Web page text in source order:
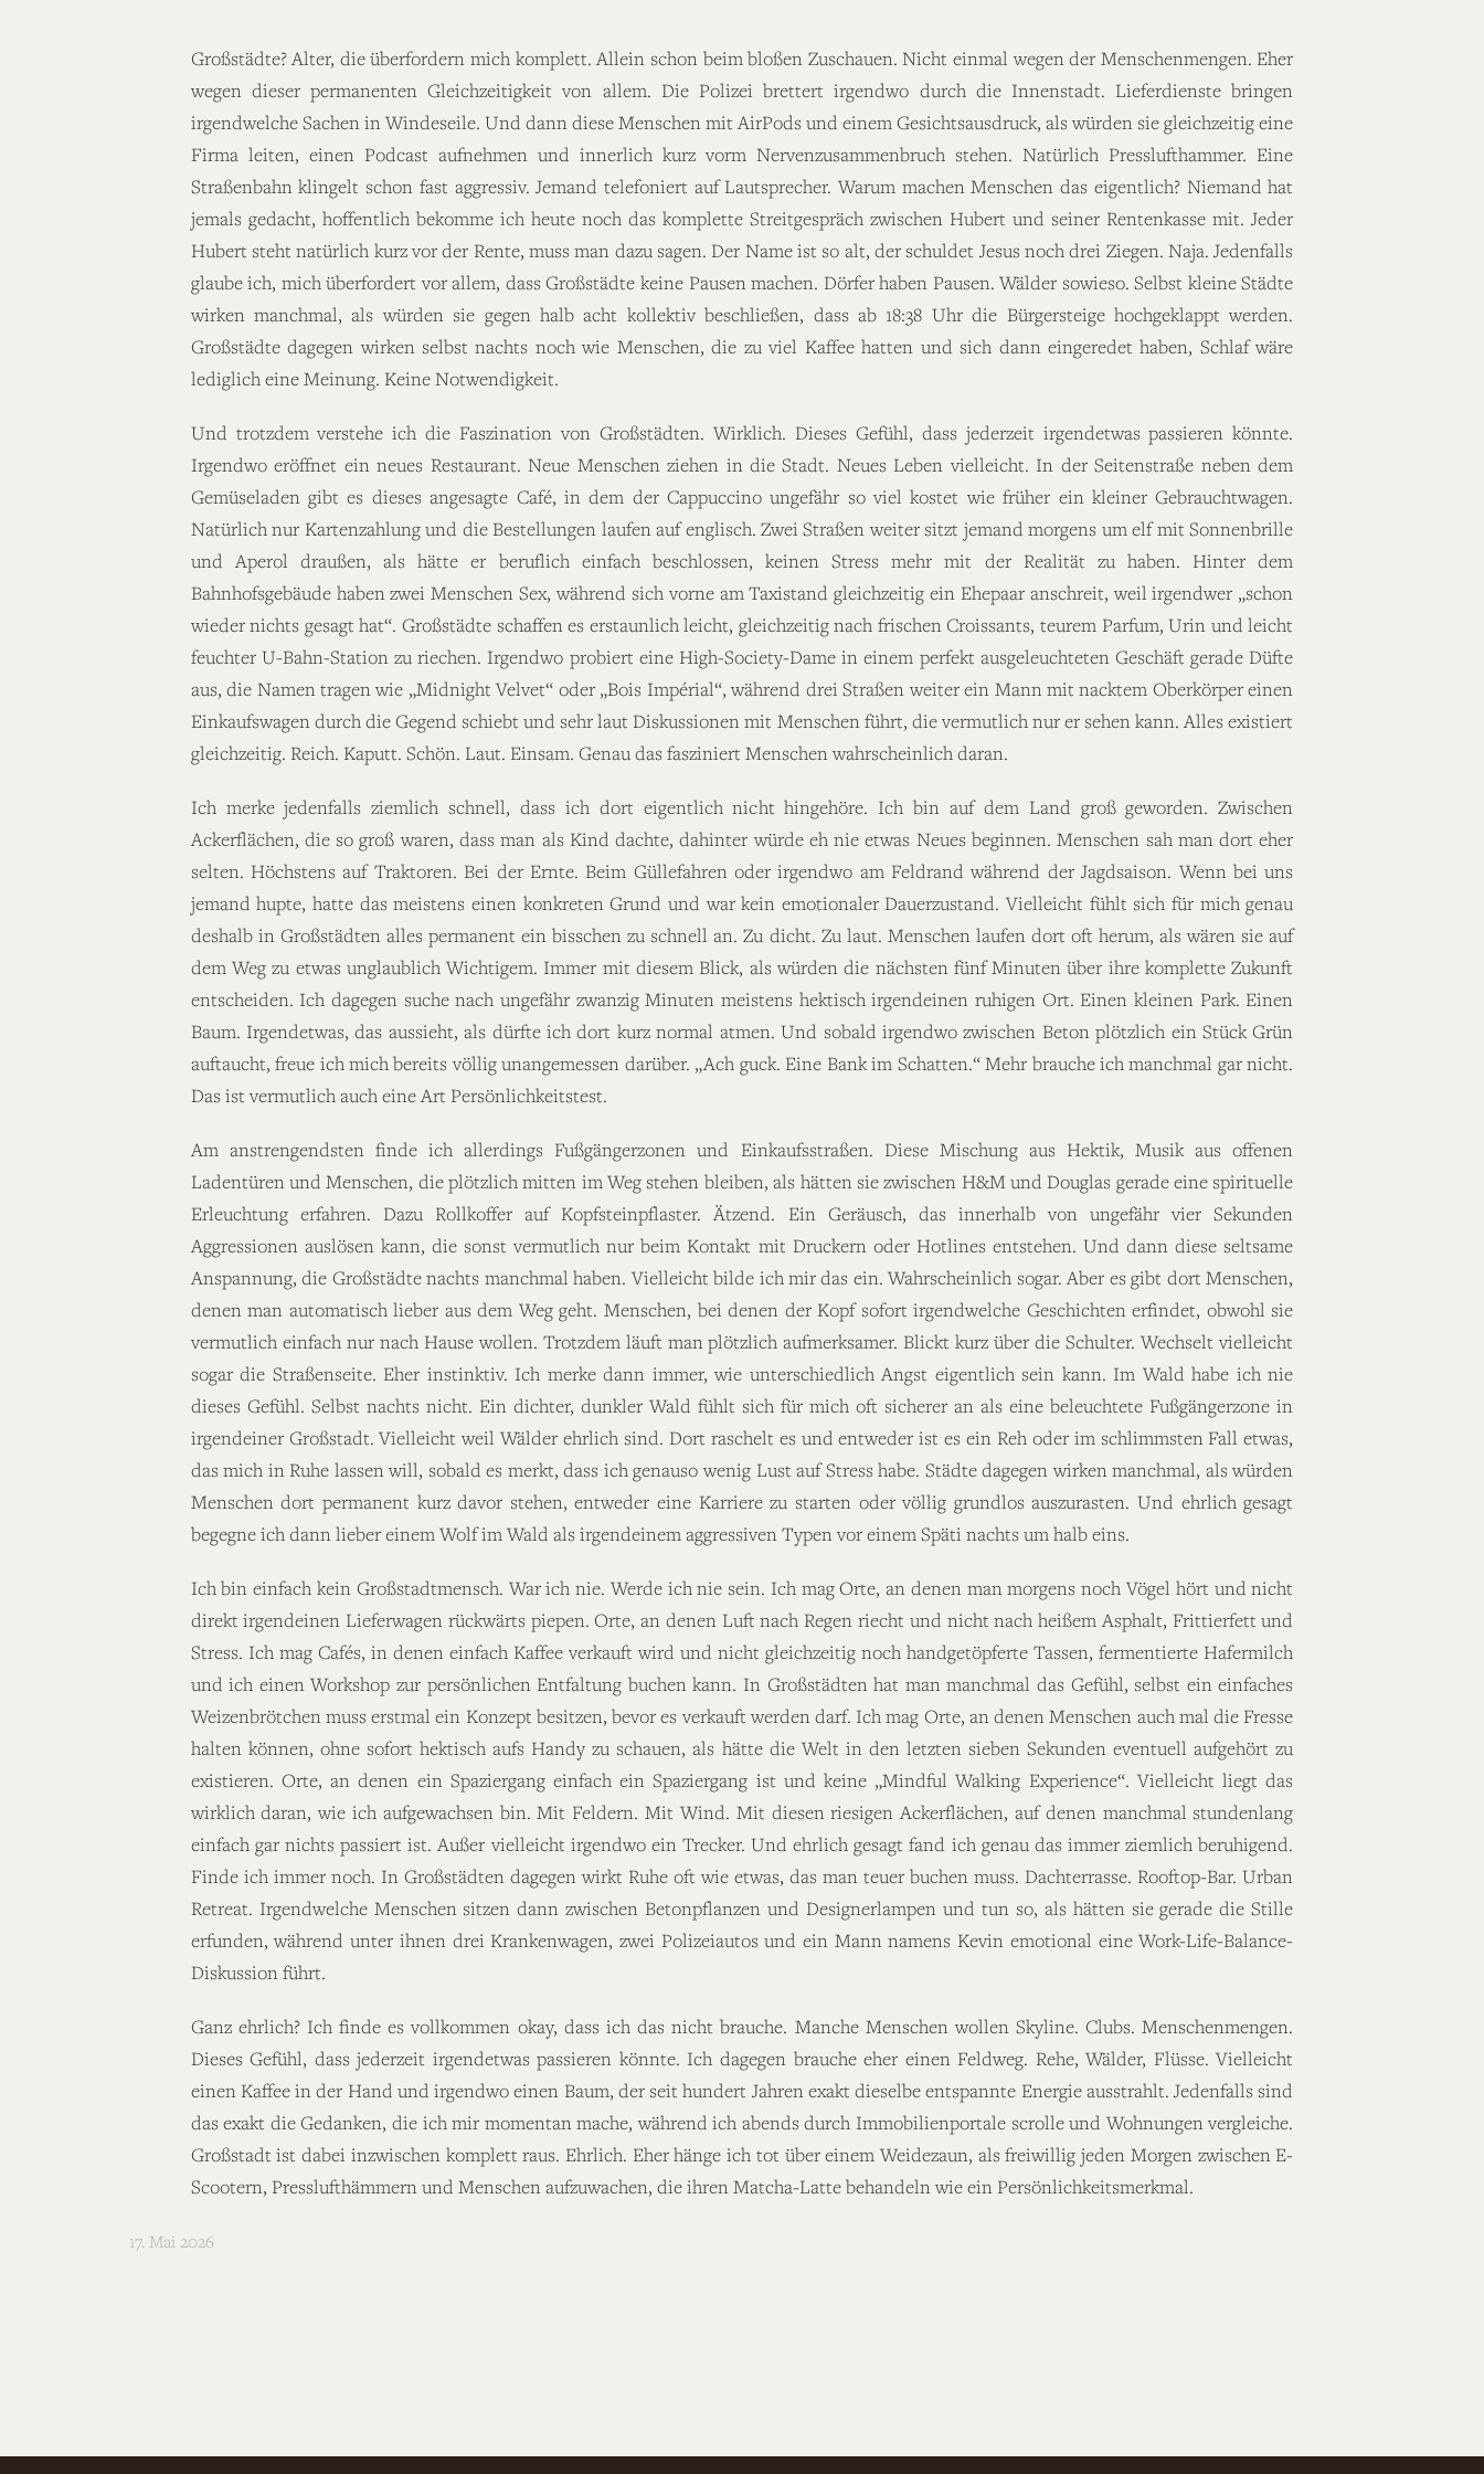
Großstädte? Alter, die überfordern mich komplett. Allein schon beim bloßen Zuschauen. Nicht einmal wegen der Menschenmengen. Eher
wegen dieser permanenten Gleichzeitigkeit von allem. Die Polizei brettert irgendwo durch die Innenstadt. Lieferdienste bringen
irgendwelche Sachen in Windeseile. Und dann diese Menschen mit AirPods und einem Gesichtsausdruck, als würden sie gleichzeitig eine
Firma leiten, einen Podcast aufnehmen und innerlich kurz vorm Nervenzusammenbruch stehen. Natürlich Presslufthammer. Eine
Straßenbahn klingelt schon fast aggressiv. Jemand telefoniert auf Lautsprecher. Warum machen Menschen das eigentlich? Niemand hat
jemals gedacht, hoffentlich bekomme ich heute noch das komplette Streitgespräch zwischen Hubert und seiner Rentenkasse mit. Jeder
Hubert steht natürlich kurz vor der Rente, muss man dazu sagen. Der Name ist so alt, der schuldet Jesus noch drei Ziegen. Naja. Jedenfalls
glaube ich, mich überfordert vor allem, dass Großstädte keine Pausen machen. Dörfer haben Pausen. Wälder sowieso. Selbst kleine Städte
wirken manchmal, als würden sie gegen halb acht kollektiv beschließen, dass ab 18:38 Uhr die Bürgersteige hochgeklappt werden.
Großstädte dagegen wirken selbst nachts noch wie Menschen, die zu viel Kaffee hatten und sich dann eingeredet haben, Schlaf wäre
lediglich eine Meinung. Keine Notwendigkeit.
Und trotzdem verstehe ich die Faszination von Großstädten. Wirklich. Dieses Gefühl, dass jederzeit irgendetwas passieren könnte.
Irgendwo eröffnet ein neues Restaurant. Neue Menschen ziehen in die Stadt. Neues Leben vielleicht. In der Seitenstraße neben dem
Gemüseladen gibt es dieses angesagte Café, in dem der Cappuccino ungefähr so viel kostet wie früher ein kleiner Gebrauchtwagen.
Natürlich nur Kartenzahlung und die Bestellungen laufen auf englisch. Zwei Straßen weiter sitzt jemand morgens um elf mit Sonnenbrille
und Aperol draußen, als hätte er beruflich einfach beschlossen, keinen Stress mehr mit der Realität zu haben. Hinter dem
Bahnhofsgebäude haben zwei Menschen Sex, während sich vorne am Taxistand gleichzeitig ein Ehepaar anschreit, weil irgendwer „schon
wieder nichts gesagt hat“. Großstädte schaffen es erstaunlich leicht, gleichzeitig nach frischen Croissants, teurem Parfum, Urin und leicht
feuchter U-Bahn-Station zu riechen. Irgendwo probiert eine High-Society-Dame in einem perfekt ausgeleuchteten Geschäft gerade Düfte
aus, die Namen tragen wie „Midnight Velvet“ oder „Bois Impérial“, während drei Straßen weiter ein Mann mit nacktem Oberkörper einen
Einkaufswagen durch die Gegend schiebt und sehr laut Diskussionen mit Menschen führt, die vermutlich nur er sehen kann. Alles existiert
gleichzeitig. Reich. Kaputt. Schön. Laut. Einsam. Genau das fasziniert Menschen wahrscheinlich daran.
Ich merke jedenfalls ziemlich schnell, dass ich dort eigentlich nicht hingehöre. Ich bin auf dem Land groß geworden. Zwischen
Ackerflächen, die so groß waren, dass man als Kind dachte, dahinter würde eh nie etwas Neues beginnen. Menschen sah man dort eher
selten. Höchstens auf Traktoren. Bei der Ernte. Beim Güllefahren oder irgendwo am Feldrand während der Jagdsaison. Wenn bei uns
jemand hupte, hatte das meistens einen konkreten Grund und war kein emotionaler Dauerzustand. Vielleicht fühlt sich für mich genau
deshalb in Großstädten alles permanent ein bisschen zu schnell an. Zu dicht. Zu laut. Menschen laufen dort oft herum, als wären sie auf
dem Weg zu etwas unglaublich Wichtigem. Immer mit diesem Blick, als würden die nächsten fünf Minuten über ihre komplette Zukunft
entscheiden. Ich dagegen suche nach ungefähr zwanzig Minuten meistens hektisch irgendeinen ruhigen Ort. Einen kleinen Park. Einen
Baum. Irgendetwas, das aussieht, als dürfte ich dort kurz normal atmen. Und sobald irgendwo zwischen Beton plötzlich ein Stück Grün
auftaucht, freue ich mich bereits völlig unangemessen darüber. „Ach guck. Eine Bank im Schatten.“ Mehr brauche ich manchmal gar nicht.
Das ist vermutlich auch eine Art Persönlichkeitstest.
Am anstrengendsten finde ich allerdings Fußgängerzonen und Einkaufsstraßen. Diese Mischung aus Hektik, Musik aus offenen
Ladentüren und Menschen, die plötzlich mitten im Weg stehen bleiben, als hätten sie zwischen H&M und Douglas gerade eine spirituelle
Erleuchtung erfahren. Dazu Rollkoffer auf Kopfsteinpflaster. Ätzend. Ein Geräusch, das innerhalb von ungefähr vier Sekunden
Aggressionen auslösen kann, die sonst vermutlich nur beim Kontakt mit Druckern oder Hotlines entstehen. Und dann diese seltsame
Anspannung, die Großstädte nachts manchmal haben. Vielleicht bilde ich mir das ein. Wahrscheinlich sogar. Aber es gibt dort Menschen,
denen man automatisch lieber aus dem Weg geht. Menschen, bei denen der Kopf sofort irgendwelche Geschichten erfindet, obwohl sie
vermutlich einfach nur nach Hause wollen. Trotzdem läuft man plötzlich aufmerksamer. Blickt kurz über die Schulter. Wechselt vielleicht
sogar die Straßenseite. Eher instinktiv. Ich merke dann immer, wie unterschiedlich Angst eigentlich sein kann. Im Wald habe ich nie
dieses Gefühl. Selbst nachts nicht. Ein dichter, dunkler Wald fühlt sich für mich oft sicherer an als eine beleuchtete Fußgängerzone in
irgendeiner Großstadt. Vielleicht weil Wälder ehrlich sind. Dort raschelt es und entweder ist es ein Reh oder im schlimmsten Fall etwas,
das mich in Ruhe lassen will, sobald es merkt, dass ich genauso wenig Lust auf Stress habe. Städte dagegen wirken manchmal, als würden
Menschen dort permanent kurz davor stehen, entweder eine Karriere zu starten oder völlig grundlos auszurasten. Und ehrlich gesagt
begegne ich dann lieber einem Wolf im Wald als irgendeinem aggressiven Typen vor einem Späti nachts um halb eins.
Ich bin einfach kein Großstadtmensch. War ich nie. Werde ich nie sein. Ich mag Orte, an denen man morgens noch Vögel hört und nicht
direkt irgendeinen Lieferwagen rückwärts piepen. Orte, an denen Luft nach Regen riecht und nicht nach heißem Asphalt, Frittierfett und
Stress. Ich mag Cafés, in denen einfach Kaffee verkauft wird und nicht gleichzeitig noch handgetöpferte Tassen, fermentierte Hafermilch
und ich einen Workshop zur persönlichen Entfaltung buchen kann. In Großstädten hat man manchmal das Gefühl, selbst ein einfaches
Weizenbrötchen muss erstmal ein Konzept besitzen, bevor es verkauft werden darf. Ich mag Orte, an denen Menschen auch mal die Fresse
halten können, ohne sofort hektisch aufs Handy zu schauen, als hätte die Welt in den letzten sieben Sekunden eventuell aufgehört zu
existieren. Orte, an denen ein Spaziergang einfach ein Spaziergang ist und keine „Mindful Walking Experience“. Vielleicht liegt das
wirklich daran, wie ich aufgewachsen bin. Mit Feldern. Mit Wind. Mit diesen riesigen Ackerflächen, auf denen manchmal stundenlang
einfach gar nichts passiert ist. Außer vielleicht irgendwo ein Trecker. Und ehrlich gesagt fand ich genau das immer ziemlich beruhigend.
Finde ich immer noch. In Großstädten dagegen wirkt Ruhe oft wie etwas, das man teuer buchen muss. Dachterrasse. Rooftop-Bar. Urban
Retreat. Irgendwelche Menschen sitzen dann zwischen Betonpflanzen und Designerlampen und tun so, als hätten sie gerade die Stille
erfunden, während unter ihnen drei Krankenwagen, zwei Polizeiautos und ein Mann namens Kevin emotional eine Work-Life-Balance-
Diskussion führt.
Ganz ehrlich? Ich finde es vollkommen okay, dass ich das nicht brauche. Manche Menschen wollen Skyline. Clubs. Menschenmengen.
Dieses Gefühl, dass jederzeit irgendetwas passieren könnte. Ich dagegen brauche eher einen Feldweg. Rehe, Wälder, Flüsse. Vielleicht
einen Kaffee in der Hand und irgendwo einen Baum, der seit hundert Jahren exakt dieselbe entspannte Energie ausstrahlt. Jedenfalls sind
das exakt die Gedanken, die ich mir momentan mache, während ich abends durch Immobilienportale scrolle und Wohnungen vergleiche.
Großstadt ist dabei inzwischen komplett raus. Ehrlich. Eher hänge ich tot über einem Weidezaun, als freiwillig jeden Morgen zwischen E-
Scootern, Presslufthämmern und Menschen aufzuwachen, die ihren Matcha-Latte behandeln wie ein Persönlichkeitsmerkmal.
17. Mai 2026